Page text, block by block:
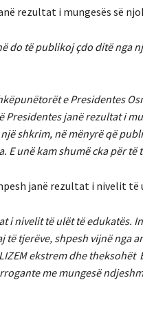
rezultat i mungesës së
do të publikoj çdo ditë nga
e Presidentes
janë rezultat i
shkrim, në mënyrë që
unë kam shumë cka për të
janë rezultat i nivelit të
i nivelit të ulët të edukatës.
tjerëve, shpesh vijnë nga
ekstrem dhe theksohët
me mungesë